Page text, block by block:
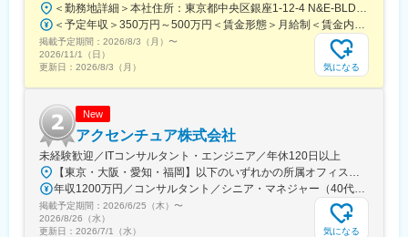
＜勤務地詳細＞本社住所：東京都中央区銀座1-12-4 N&E-BLD.7階受動喫煙対策：屋内全面禁煙変更の範囲：会社の定める事業所
＜予定年収＞350万円～500万円＜賃金形態＞月給制＜賃金内訳＞月額（基本給）：220,000円～270,000円＜月給＞220,000円～270,000円＜昇給有無＞有＜残業手当＞有＜給与補足＞■賞与：あり■昇給：あり賃金はあくまでも目安の金額であり、選考を通じて上下する可能性があります。月給(月額)は固定手当を含めた表記です。
掲載予定期間： 2026/8/3（月） 〜
2026/11/1（日）
更新日： 2026/8/3（月） 気になる
New
アクセンチュア株式会社
未経験歓迎／ITコンサルタント・エンジニア／年休120日以上
【東京・大阪・愛知・福岡】以下のいずれかの所属オフィスもしくは各エリアのプロジェクト先 所属オフィス：■赤坂インターシティ■関西オフィス■アクセンチュア・アドバンスト・テクノロジーセンター名古屋■福岡オフィス※詳細は勤務地一覧よりご覧いただけます。※所属オフィスを問わずプロジェクトにより、国内出張、海外出張の可能性があります【魅力ポイント│世界の知恵を活用】世界中のベストプラクティスがデータベースに集約されており、数多くの事例や社員の知恵を活用できます。日本では前例のない案件でも、世界各国の社員からオンライン・オフライン（海外出張）問わず、気軽にアドバイスを受けることができます。★ この求人のPOINT ★￣￣V￣￣￣￣￣￣￣￣￣＃世界約78万人規模の大手基盤で安定性◎若手から裁量大きく挑戦・成長できる環境＃土日祝休／連続5日以上の休暇取得も可能！／フルフレックス（コアタイムなし）＃コンサル・IT未経験者向けの手厚い研修◎／メンター制度もあるため安心してチャレンジOK！
年収1200万円／コンサルタント／シニア・マネジャー（40代） 年収1000万円／テクノロジーアーキテクト（30代）
掲載予定期間： 2026/6/25（木） 〜
2026/8/26（水）
更新日： 2026/7/1（水） 気になる